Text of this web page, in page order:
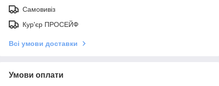
Самовивіз
Кур'єр ПРОСЕЙФ
Всі умови доставки
Умови оплати